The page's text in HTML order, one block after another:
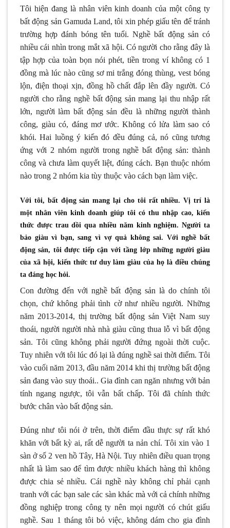
Tôi hiện đang là nhân viên kinh doanh của một công ty
bất động sản Gamuda Land, tôi xin phép giấu tên để tránh
trường hợp đánh bóng tên tuổi. Nghề bất động sản có
nhiều cái nhìn trong mắt xã hội. Có người cho rằng đây là
tập hợp của toàn bọn nói phét, tiền trong ví không có 1
đồng mà lúc nào cũng sơ mi trắng đóng thùng, vest bóng
lộn, điện thoại xịn, đồng hồ chất đắp lên đầy người. Có
người cho rằng nghề bất động sản mang lại thu nhập rất
lớn, người làm bất động sản đều là những người thành
công, giàu có, đáng mơ ước. Không có lửa làm sao có
khói. Hai luồng ý kiến đó đều đúng cả, nó cũng tương
ứng với 2 nhóm người trong nghề bất động sản: thành
công và chưa làm quyết liệt, đúng cách. Bạn thuộc nhóm
nào trong 2 nhóm kia tùy thuộc vào cách bạn làm việc.
Với tôi, bất động sản mang lại cho tôi rất nhiều. Vị trí là
một nhân viên kinh doanh giúp tôi có thu nhập cao, kiến
thức được trau dồi qua nhiều năm kinh nghiệm. Người ta
bảo giàu vì bạn, sang vì vợ quả không sai. Với nghề bất
động sản, tôi được tiếp cận với tầng lớp những người giàu
của xã hội, kiến thức tư duy làm giàu của họ là điều chúng
ta đáng học hỏi.
Con đường đến với nghề bất động sản là do chính tôi
chọn, chứ không phải tình cờ như nhiều người. Những
năm 2013-2014, thị trường bất động sản Việt Nam suy
thoái, người người nhà nhà giàu cũng thua lỗ vì bất động
sản. Tôi cũng không phải người đứng ngoài thời cuộc.
Tuy nhiên với tôi lúc đó lại là đúng nghề sai thời điểm. Tôi
vào cuối năm 2013, đầu năm 2014 khi thị trường bất động
sản đang vào suy thoái.. Gia đình can ngăn nhưng với bản
tính ngang ngược, tôi vẫn bất chấp. Tôi đã chính thức
bước chân vào bất động sản.
Đúng như tôi nói ở trên, thời điểm đầu thực sự rất khó
khăn với bất kỳ ai, rất dễ người ta nản chí. Tôi xin vào 1
sàn ở số 2 ven hồ Tây, Hà Nội. Tuy nhiên điều quan trọng
nhất là làm sao để tìm được nhiều khách hàng thì không
được chia sẻ nhiều. Cái nghề này không chỉ phải cạnh
tranh với các bạn sale các sàn khác mà với cả chính những
đồng nghiệp trong công ty nên mọi người có chút giấu
nghề. Sau 1 tháng tôi bỏ việc, không dám cho gia đình